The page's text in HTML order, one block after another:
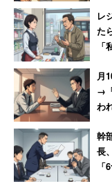
例えば、「重要度×
２軸で優先順位を
や、メリットとデ
いく方法などがあ
な感情から離れ、
す。
（4）修正すること
レ
た
「
月
→
わ
幹
長
「